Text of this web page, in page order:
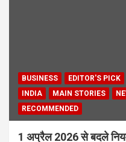
BUSINESS EDITOR'S PICK
INDIA
MAIN STORIES
RECOMMENDED
1 अप्रैल 2026 से बदले